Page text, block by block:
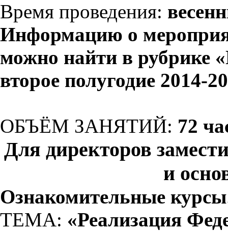
Время проведения:
Информацию о
можно найти в рубрике
второе полугодие 2014-
ОБЪЁМ ЗАНЯТИЙ: 72
Для директоров
и
Ознакомительные курсы
ТЕМА: «Реализация